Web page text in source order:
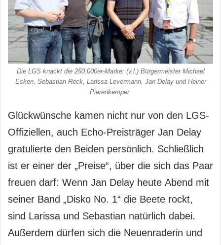
Die LGS knackt die 250.000er-Marke: (v.l.) Bürgermeister Michael
Esken, Sebastian Reck, Larissa Levermann, Jan Delay und Heiner
Pierenkemper.
Glückwünsche kamen nicht nur von den LGS-
Offiziellen, auch Echo-Preisträger Jan Delay
gratulierte den Beiden persönlich. Schließlich
ist er einer der „Preise“, über die sich das Paar
freuen darf: Wenn Jan Delay heute Abend mit
seiner Band „Disko No. 1“ die Beete rockt,
sind Larissa und Sebastian natürlich dabei.
Außerdem dürfen sich die Neuenraderin und